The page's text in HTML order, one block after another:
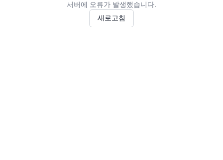
서버에 오류가 발생했습니다.
새로고침